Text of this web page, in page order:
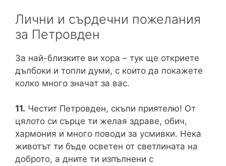
Лични и сърдечни пожелания
за Петровден
За най-близките ви хора – тук ще откриете
дълбоки и топли думи, с които да покажете
колко много значат за вас.
11. Честит Петровден, скъпи приятелю! От
цялото си сърце ти желая здраве, обич,
хармония и много поводи за усмивки. Нека
животът ти бъде осветен от светлината на
доброто, а дните ти изпълнени с